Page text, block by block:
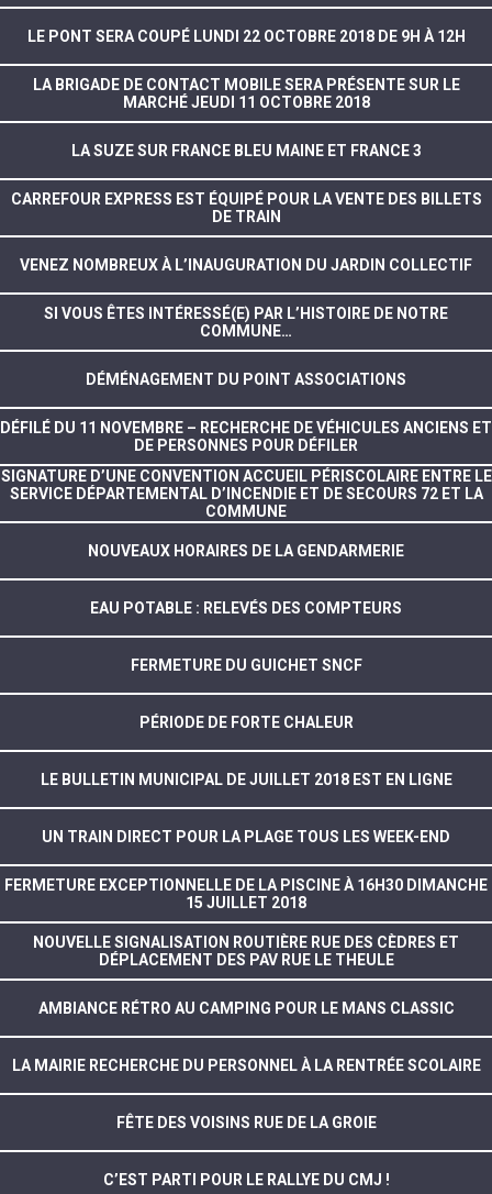
LE PONT SERA COUPÉ LUNDI 22 OCTOBRE 2018 DE 9H À 12H
LA BRIGADE DE CONTACT MOBILE SERA PRÉSENTE SUR LE
MARCHÉ JEUDI 11 OCTOBRE 2018
LA SUZE SUR FRANCE BLEU MAINE ET FRANCE 3
CARREFOUR EXPRESS EST ÉQUIPÉ POUR LA VENTE DES BILLETS
DE TRAIN
VENEZ NOMBREUX À L’INAUGURATION DU JARDIN COLLECTIF
SI VOUS ÊTES INTÉRESSÉ(E) PAR L’HISTOIRE DE NOTRE
COMMUNE…
DÉMÉNAGEMENT DU POINT ASSOCIATIONS
DÉFILÉ DU 11 NOVEMBRE – RECHERCHE DE VÉHICULES ANCIENS ET
DE PERSONNES POUR DÉFILER
SIGNATURE D’UNE CONVENTION ACCUEIL PÉRISCOLAIRE ENTRE LE
SERVICE DÉPARTEMENTAL D’INCENDIE ET DE SECOURS 72 ET LA
COMMUNE
NOUVEAUX HORAIRES DE LA GENDARMERIE
EAU POTABLE : RELEVÉS DES COMPTEURS
FERMETURE DU GUICHET SNCF
PÉRIODE DE FORTE CHALEUR
LE BULLETIN MUNICIPAL DE JUILLET 2018 EST EN LIGNE
UN TRAIN DIRECT POUR LA PLAGE TOUS LES WEEK-END
FERMETURE EXCEPTIONNELLE DE LA PISCINE À 16H30 DIMANCHE
15 JUILLET 2018
NOUVELLE SIGNALISATION ROUTIÈRE RUE DES CÈDRES ET
DÉPLACEMENT DES PAV RUE LE THEULE
AMBIANCE RÉTRO AU CAMPING POUR LE MANS CLASSIC
LA MAIRIE RECHERCHE DU PERSONNEL À LA RENTRÉE SCOLAIRE
FÊTE DES VOISINS RUE DE LA GROIE
C’EST PARTI POUR LE RALLYE DU CMJ !